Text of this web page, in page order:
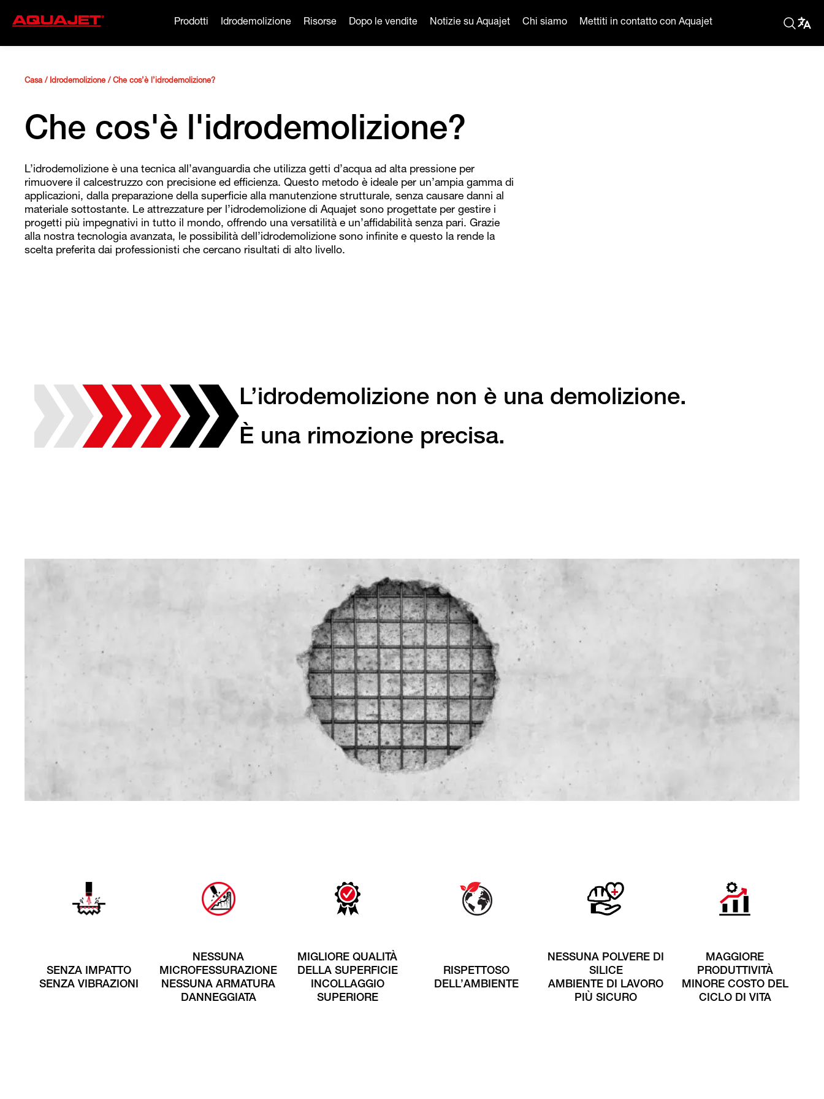
Prodotti Idrodemolizione Risorse Dopo le vendite Notizie su Aquajet Chi siamo Mettiti in contatto con Aquajet
Casa/ Idrodemolizione / Che cos’è l’idrodemolizione?
Che cos'è l'idrodemolizione?
L’idrodemolizione è una tecnica all’avanguardia che utilizza getti d’acqua ad alta pressione per
rimuovere il calcestruzzo con precisione ed efficienza. Questo metodo è ideale per un’ampia gamma di
applicazioni, dalla preparazione della superficie alla manutenzione strutturale, senza causare danni al
materiale sottostante. Le attrezzature per l’idrodemolizione di Aquajet sono progettate per gestire i
progetti più impegnativi in tutto il mondo, offrendo una versatilità e un’affidabilità senza pari. Grazie
alla nostra tecnologia avanzata, le possibilità dell’idrodemolizione sono infinite e questo la rende la
scelta preferita dai professionisti che cercano risultati di alto livello.
L’idrodemolizione non è una demolizione.
È una rimozione precisa.
SENZA IMPATTO
SENZA VIBRAZIONI
NESSUNA
MICROFESSURAZIONE
NESSUNA ARMATURA
DANNEGGIATA
MIGLIORE QUALITÀ
DELLA SUPERFICIE
INCOLLAGGIO
SUPERIORE
RISPETTOSO
DELL’AMBIENTE
NESSUNA POLVERE DI
SILICE
AMBIENTE DI LAVORO
PIÙ SICURO
MAGGIORE
PRODUTTIVITÀ
MINORE COSTO DEL
CICLO DI VITA